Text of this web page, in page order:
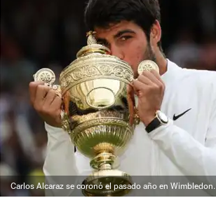
Carlos Alcaraz se coronó el pasado año en Wimbledon.